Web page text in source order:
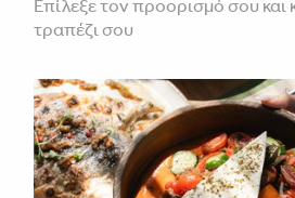
Επίλεξε τον προορισμό σου και
τραπέζι σου